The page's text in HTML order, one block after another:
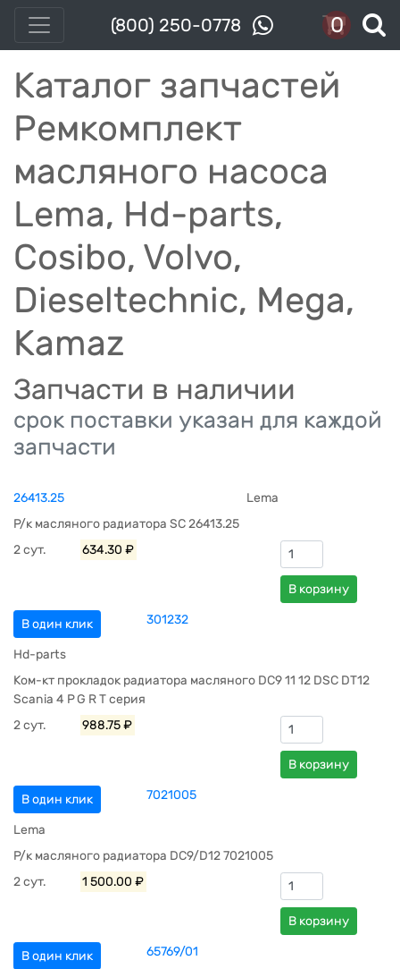
(800) 250-0778 0
Каталог запчастей
Ремкомплект
масляного насоса
Lema, Hd-parts,
Cosibo, Volvo,
Dieseltechnic, Mega,
Kamaz
Запчасти в наличии
срок поставки указан для каждой
запчасти
26413.25
Lema
Р/к масляного радиатора SC 26413.25
2 сут.
634.30 ₽
В корзину
В один клик 301232
Hd-parts
Ком-кт прокладок радиатора масляного DC9 11 12 DSC DT12
Scania 4 P G R T серия
2 сут.
988.75 ₽
В корзину
В один клик 7021005
Lema
Р/к масляного радиатора DC9/D12 7021005
2 сут.
1 500.00 ₽
В корзину
В один клик 65769/01